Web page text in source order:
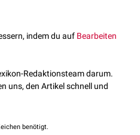
entwickelt sich das
ist das Neuralrohr vorne
am 27. Entwicklungstag.
und 5-
(Vorderhirnbläschen),
(Endhirnbläschen),Diencephalon
(Mittelhirnbläschen),
folgende Strukturen:
indem du auf Bearbeiten
Redaktionsteam darum.
uns, den Artikel schnell und
benötigt.